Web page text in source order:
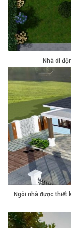
Nhà di
Ngôi nhà được thiết